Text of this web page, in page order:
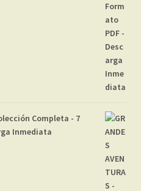
Completa - 7
Inmediata